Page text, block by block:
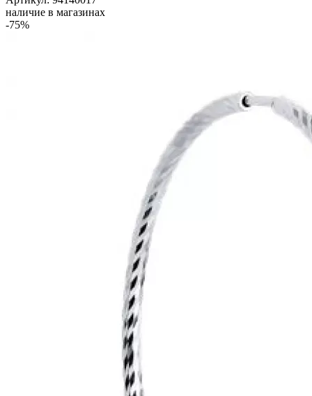
наличие в магазинах
-75%